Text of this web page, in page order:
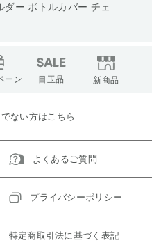
ー ボトルカバー チェ
ーン 目玉品 新商品
ない方はこちら
よくあるご質問
プライバシーポリシー
特定商取引法に基づく表記